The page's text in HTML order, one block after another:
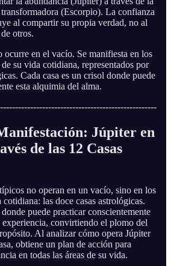
(Escorpio). La confianza
al compartir su propia verdad, no al
otros.
en el vacío. Se manifiesta en los
su vida cotidiana, representados por
Cada casa es un crisol donde puede
esta alquimia del alma.
Júpiter en
de las 12 Casas
no operan en un vacío, sino en los
las doce casas astrológicas.
puede practicar conscientemente
experiencia, convirtiendo el plomo del
Al analizar cómo opera Júpiter
obtiene un plan de acción para
en todas las áreas de su vida.